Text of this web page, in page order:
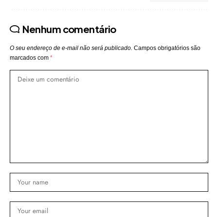
Nenhum comentário
O seu endereço de e-mail não será publicado. Campos obrigatórios são
marcados com *